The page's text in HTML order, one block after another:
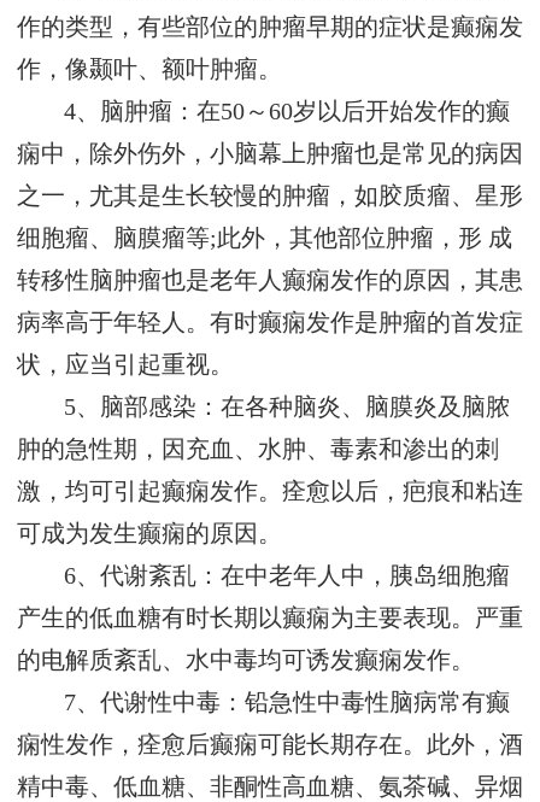
作的类型，有些部位的肿瘤早期的症状是癫痫发
作，像颞叶、额叶肿瘤。
4、脑肿瘤：在50～60岁以后开始发作的癫
痫中，除外伤外，小脑幕上肿瘤也是常见的病因
之一，尤其是生长较慢的肿瘤，如胶质瘤、星形
细胞瘤、脑膜瘤等;此外，其他部位肿瘤，形 成
转移性脑肿瘤也是老年人癫痫发作的原因，其患
病率高于年轻人。有时癫痫发作是肿瘤的首发症
状，应当引起重视。
5、脑部感染：在各种脑炎、脑膜炎及脑脓
肿的急性期，因充血、水肿、毒素和渗出的刺
激，均可引起癫痫发作。痊愈以后，疤痕和粘连
可成为发生癫痫的原因。
6、代谢紊乱：在中老年人中，胰岛细胞瘤
产生的低血糖有时长期以癫痫为主要表现。严重
的电解质紊乱、水中毒均可诱发癫痫发作。
7、代谢性中毒：铅急性中毒性脑病常有癫
痫性发作，痊愈后癫痫可能长期存在。此外，酒
精中毒、低血糖、非酮性高血糖、氨茶碱、异烟